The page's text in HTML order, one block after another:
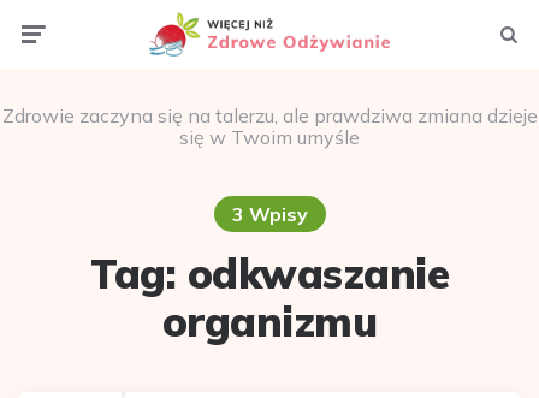
Zdrowie zaczyna się na talerzu, ale prawdziwa zmiana dzieje
się w Twoim umyśle
3 Wpisy
Tag: odkwaszanie
organizmu